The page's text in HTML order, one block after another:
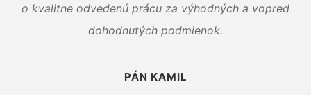
o kvalitne odvedenú prácu za výhodných a vopred
dohodnutých podmienok.
PÁN KAMIL